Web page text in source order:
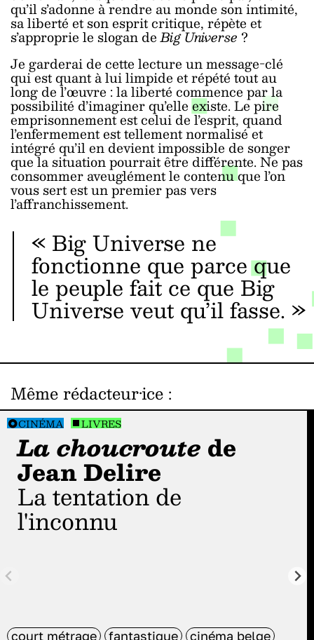
qu’il s’adonne à rendre au monde son intimité,
sa liberté et son esprit critique, répète et
s’approprie le slogan deBig Universe?
Je garderai de cette lecture un message-clé
qui est quant à lui limpide et répété tout au
long de l’œuvre : la liberté commence par la
possibilité d’imaginer qu’elle existe. Le pire
emprisonnement est celui de l’esprit, quand
l’enfermement est tellement normalisé et
intégré qu’il en devient impossible de songer
que la situation pourrait être différente. Ne pas
consommer aveuglément le contenu que l’on
vous sert est un premier pas vers
l’affranchissement.
« Big Universe ne
fonctionne que parce que
le peuple fait ce que Big
Universe veut qu’il fasse. »
Même rédacteur·ice :
CINÉMA LIVRES
La choucroute de
Jean Delire
La tentation de
l'inconnu
court métrage fantastique
cinéma belge